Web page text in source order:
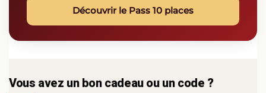
Découvrir le Pass 10 places
Vous avez un bon cadeau ou un code ?